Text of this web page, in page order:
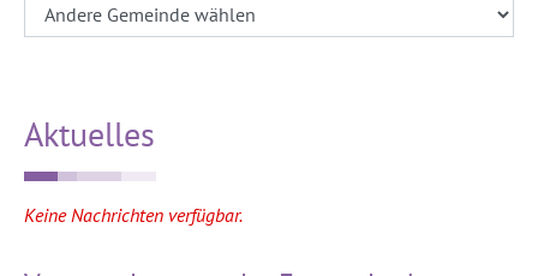
Aktuelles
Keine Nachrichten verfügbar.